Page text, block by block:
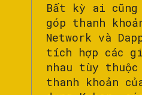
Bất kỳ ai cũng
góp thanh
Network và
tích hợp các
nhau tùy thuộc
thanh khoản